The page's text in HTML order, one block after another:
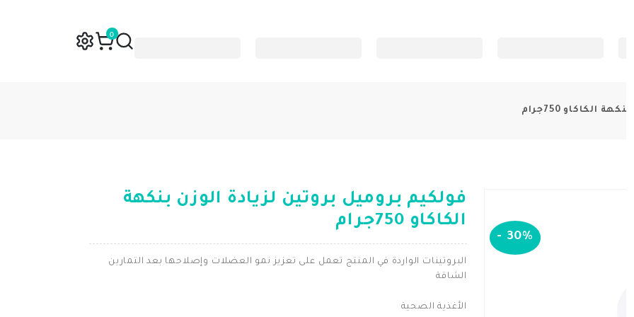
0
الكاكاو 750جرام
30%
-
فولكيم بروميل بروتين لزيادة الوزن بنكهة
الكاكاو 750جرام
البروتينات الواردة في المنتج تعمل على تعزيز نمو العضلات وإصلاحها بعد التمارين
الشاقة
الأغذية الصحية